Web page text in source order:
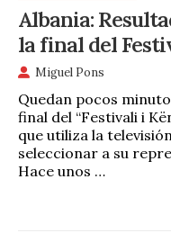
Albania:
la final del
Miguel Pons
Quedan pocos
final del “Festivali i
que utiliza la
seleccionar a su
Hace unos …